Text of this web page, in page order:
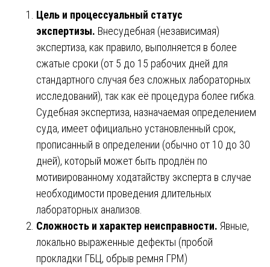
Цель и процессуальный статус
экспертизы. Внесудебная (независимая)
экспертиза, как правило, выполняется в более
сжатые сроки (от 5 до 15 рабочих дней для
стандартного случая без сложных лабораторных
исследований), так как её процедура более гибка.
Судебная экспертиза, назначаемая определением
суда, имеет официально установленный срок,
прописанный в определении (обычно от 10 до 30
дней), который может быть продлён по
мотивированному ходатайству эксперта в случае
необходимости проведения длительных
лабораторных анализов.
Сложность и характер неисправности. Явные,
локально выраженные дефекты (пробой
прокладки ГБЦ, обрыв ремня ГРМ)